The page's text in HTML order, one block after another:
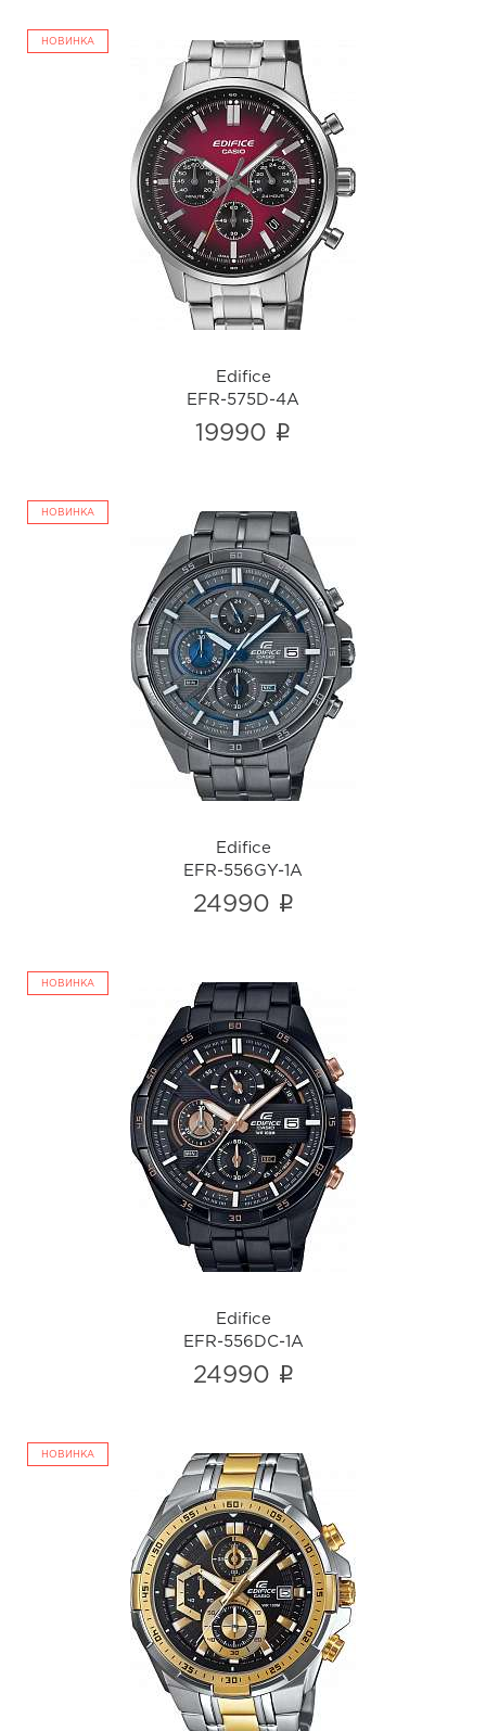
НОВИНКА
Edifice
EFR-575D-4A
i
Edifice
EFR-575D-4A
19990 i
НОВИНКА
Edifice
EFR-556GY-1A
i
Edifice
EFR-556GY-1A
24990 i
НОВИНКА
Edifice
EFR-556DC-1A
i
Edifice
EFR-556DC-1A
24990 i
НОВИНКА
Edifice
EFR-539SG-1A
i